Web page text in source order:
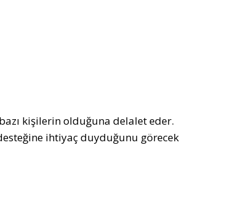
kişilerin olduğuna delalet eder.
ihtiyaç duyduğunu görecek